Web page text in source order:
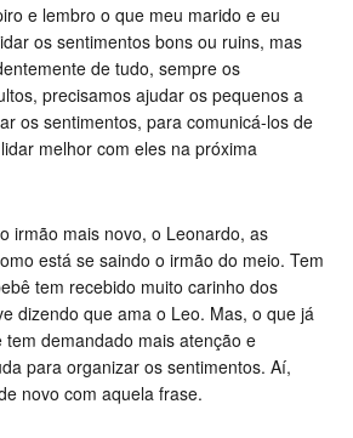
e lembro o que meu marido e eu
os sentimentos bons ou ruins, mas
de tudo, sempre os
precisamos ajudar os pequenos a
os sentimentos, para comunicá-los de
melhor com eles na próxima
mais novo, o Leonardo, as
está se saindo o irmão do meio. Tem
tem recebido muito carinho dos
dizendo que ama o Leo. Mas, o que já
demandado mais atenção e
para organizar os sentimentos. Aí,
novo com aquela frase.